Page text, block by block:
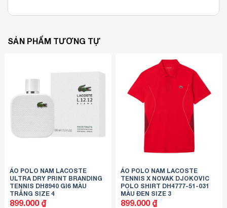
SẢN PHẨM TƯƠNG TỰ
ÁO POLO NAM LACOSTE
ULTRA DRY PRINT BRANDING
TENNIS DH8940 GI6 MÀU
TRẮNG SIZE 4
899.000 ₫
ÁO POLO NAM LACOSTE
TENNIS X NOVAK DJOKOVIC
POLO SHIRT DH4777-51-031
MÀU ĐEN SIZE 3
899.000 ₫